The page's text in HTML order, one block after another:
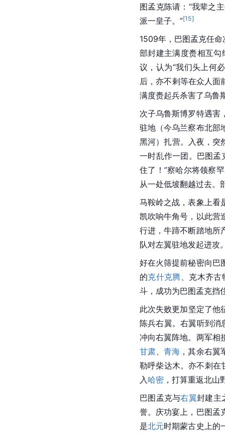
图孟克陈请：“我辈之
派一皇子。”[15]
1509年，巴图孟克任
部封建主满度赉相互
议，认为“我们头上何
后，亦不剌等在众人面
满度赉起兵杀害了乌鲁
次子乌鲁斯博罗特遇害
驻地（今乌兰察布北部
黑河）扎营。入夜，突
一时乱作一团。巴图孟
住了！”察哈尔将领察
从一处低坡翻越过去。
马鞍岭之战，表象上看
凯吹响牛角号，以此营
行进，牛蹄不断踏地所
队对左翼驻地发起进攻
好在火筛提前秘密向巴
的克什克腾 、克木齐
斗，成功为巴图孟克挡
此次失败更加坚定了他
陈兵右翼。右翼听到消
冲向右翼阵地。两军相
甘肃 、青海 ，其余右
勒呼柴达木。亦不刺
入 哈密 ，打算重返北山
巴图孟克与右翼封建主
誉。庆功宴上，巴图孟
是北元时期蒙古史上的